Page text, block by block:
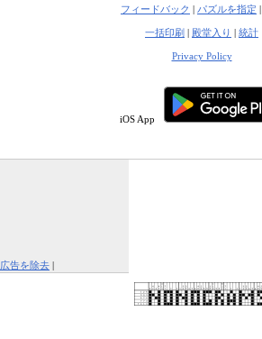
フィードバック | パズルを指定 |
一括印刷 | 殿堂入り | 統計
Privacy Policy
iOS App
広告を除去 |